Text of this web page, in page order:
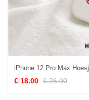
€ 18.00 € 26.00